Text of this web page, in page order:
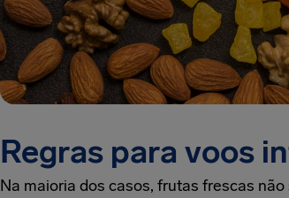
Regras para voos
Na maioria dos casos, frutas frescas